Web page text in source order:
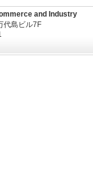
and Industry
島ビル7F